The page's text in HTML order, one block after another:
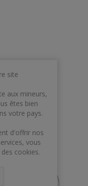
site
aux mineurs,
êtes bien
votre pays.
d'offrir nos
vous
cookies.